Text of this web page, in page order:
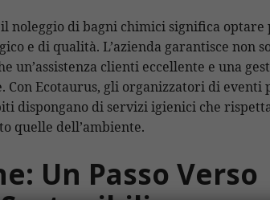
noleggio di bagni chimici significa optare
e di qualità. L’azienda garantisce non
un’assistenza clienti eccellente e una
Con Ecotaurus, gli organizzatori di eventi
dispongano di servizi igienici che
quelle dell’ambiente.
Un Passo Verso